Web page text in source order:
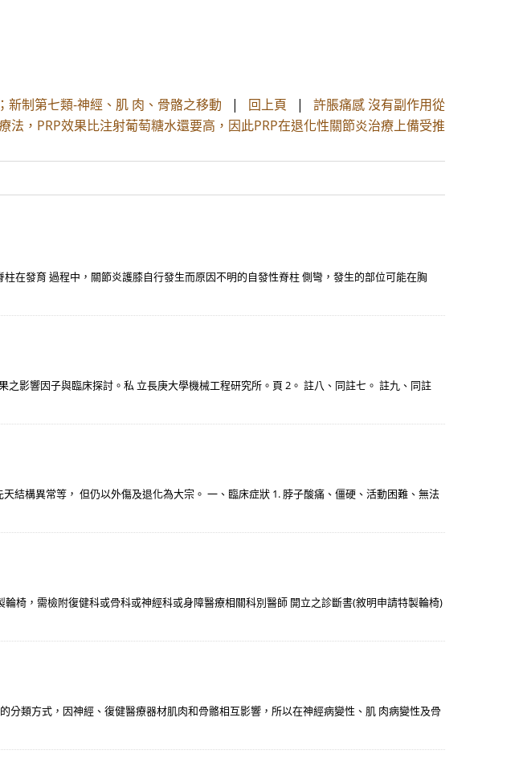
新制第七類-神經、肌 肉、骨骼之移動 | 回上頁 | 許脹痛感 沒有副作用從
法，PRP效果比注射葡萄糖水還要高，因此PRP在退化性關節炎治療上備受推
在發育 過程中，關節炎護膝自行發生而原因不明的自發性脊柱 側彎，發生的部位可能在胸
影響因子與臨床探討。私 立長庚大學機械工程研究所。頁 2。 註八、同註七。 註九、同註
結構異常等， 但仍以外傷及退化為大宗。 一、臨床症狀 1. 脖子酸痛、僵硬、活動困難、無法
椅，需檢附復健科或骨科或神經科或身障醫療相關科別醫師 開立之診斷書(敘明申請特製輪椅)
類方式，因神經、復健醫療器材肌肉和骨骼相互影響，所以在神經病變性、肌 肉病變性及骨